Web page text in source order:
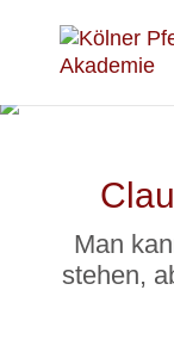
Man
stehen,